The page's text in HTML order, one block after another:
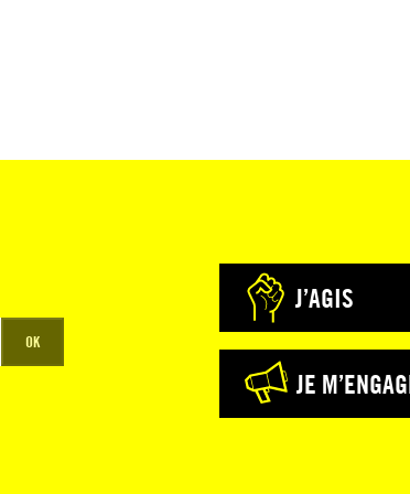
OK
J’AGIS
JE